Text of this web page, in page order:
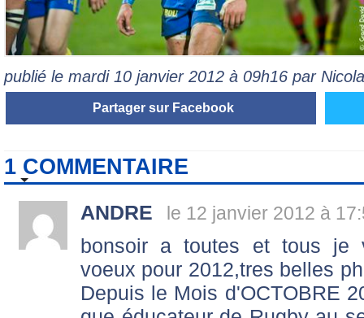
publié le mardi 10 janvier 2012 à 09h16 par
Partager sur Facebook
1 COMMENTAIRE
ANDRE le 12 janvier 2012 à
bonsoir a toutes et tous je
voeux pour 2012,tres belles
Depuis le Mois d'OCTOBRE